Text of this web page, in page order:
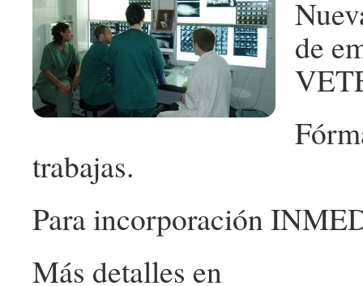
de
trabajas.
Para incorporación
Más detalles en